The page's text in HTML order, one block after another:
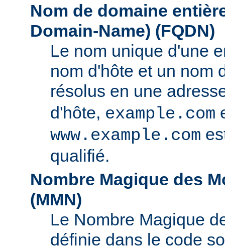
Nom de domaine
Domain-Name) (FQDN)
Le nom unique d'une
nom d'hôte et un nom
résolus en une
d'hôte, example.com
www.example.com
qualifié.
Nombre Magique des
(MMN)
Le Nombre Magique
définie dans le code